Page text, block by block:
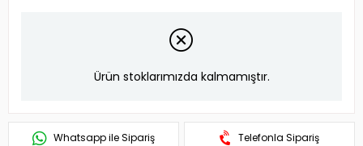
Ürün stoklarımızda kalmamıştır.
Whatsapp ile Sipariş Telefonla Sipariş